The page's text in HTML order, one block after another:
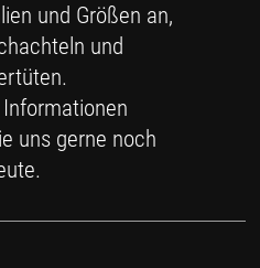
und Größen an,
und
uns gerne noch